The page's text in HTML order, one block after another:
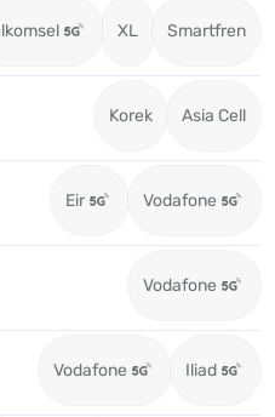
XL Smartfren
Korek Asia Cell
Eir Vodafone
Vodafone
Vodafone Iliad